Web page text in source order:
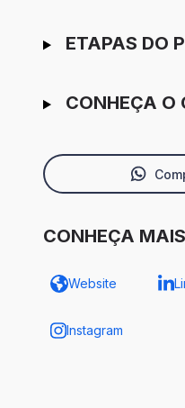
ETAPAS DO
CONHEÇA O
CONHEÇA
Website
Instagram